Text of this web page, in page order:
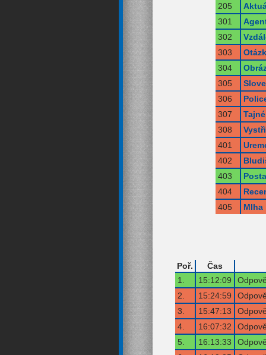
205
301
302
303
304
305
306
307
308
401
402
403
404
405
Mlha
Poř.
Čas
1.
15:12:09
2.
15:24:59
3.
15:47:13
4.
16:07:32
5.
16:13:33